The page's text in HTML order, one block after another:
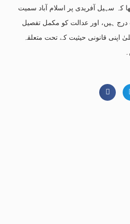
کہ سہیل آفریدی پر اسلام آباد سمیت
ہیں، اور عدالت کو مکمل تفصیل
اپنی قانونی حیثیت کے تحت متعلقہ